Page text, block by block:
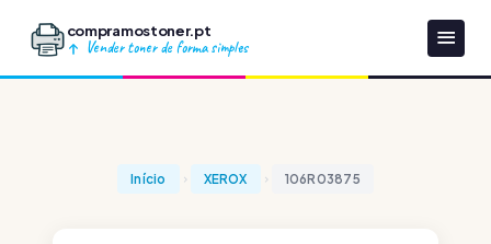
compramostoner.pt
Vender toner de forma simples
Início XEROX 106R03875